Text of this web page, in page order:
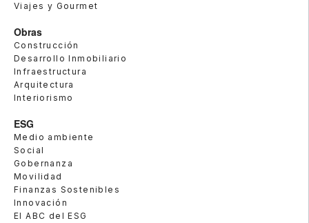
Viajes y Gourmet
Obras
Construcción
Desarrollo Inmobiliario
Infraestructura
Arquitectura
Interiorismo
ESG
Medio ambiente
Social
Gobernanza
Movilidad
Finanzas Sostenibles
Innovación
El ABC del ESG